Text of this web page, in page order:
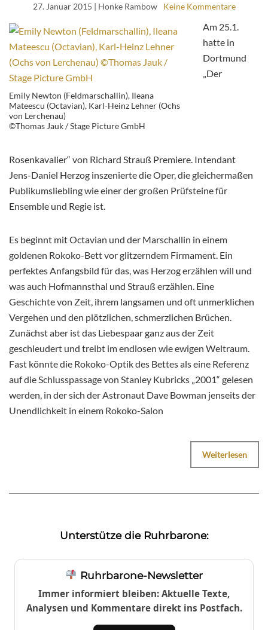
27. Januar 2015 | Honke Rambow Keine Kommentare
Emily Newton (Feldmarschallin), Ileana
Mateescu (Octavian), Karl-Heinz Lehner (Ochs
von Lerchenau)
©Thomas Jauk / Stage Picture GmbH
Am 25.1.
hatte in
Dortmund
„Der
Rosenkavalier“ von Richard Strauß Premiere. Intendant
Jens-Daniel Herzog inszenierte die Oper, die gleichermaßen
Publikumsliebling wie einer der großen Prüfsteine für
Ensemble und Regie ist.
Es beginnt mit Octavian und der Marschallin in einem
goldenen Rokoko-Bett vor glitzerndem Firmament. Ein
perfektes Anfangsbild für das, was Herzog erzählen will und
was auch Hofmannsthal und Strauß erzählen. Eine
Geschichte von Zeit, ihrem langsamen und oft unmerklichen
Vergehen und den plötzlichen, schmerzlichen Brüchen.
Zunächst aber ist das Liebespaar ganz aus der Zeit
geschleudert und treibt im endlosen wie ewigen Weltraum.
Fast könnte die Rokoko-Optik des Bettes als eine Referenz
auf die Schlusspassage von Stanley Kubricks „2001“ gelesen
werden, in der sich der Astronaut Dave Bowman jenseits der
Unendlichkeit in einem Rokoko-Salon
Weiterlesen
Unterstütze die Ruhrbarone:
Ruhrbarone-Newsletter
Immer informiert bleiben: Aktuelle Texte,
Analysen und Kommentare direkt ins Postfach.